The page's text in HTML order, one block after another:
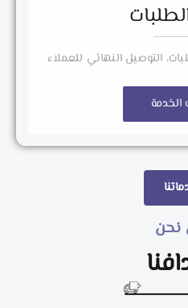
التوصيل النهائي للعملاء